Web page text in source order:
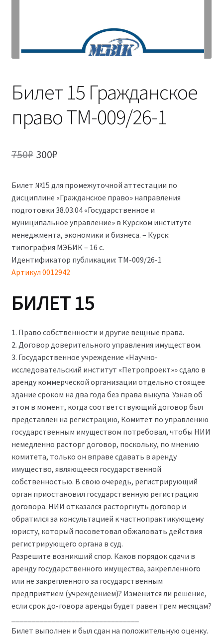
38.04.04 Государственное и муниципальное
управление 2,5 года (Магистратура)
Билет 15 Гражданское
право ТМ-009/26-1
750₽ Первоначальная
составляла
750₽.
300₽Текущая
300₽.
Билет №15 для промежуточной аттестации по
дисциплине «Гражданское право» направления
подготовки 38.03.04 «Государственное и
муниципальное управление» в Курском институте
менеджмента, экономики и бизнеса. – Курск:
типография МЭБИК – 16 с.
Идентификатор публикации: ТМ-009/26-1
Артикул 0012942
БИЛЕТ 15
1. Право собственности и другие вещные права.
2. Договор доверительного управления имуществом.
3. Государственное учреждение «Научно-
исследовательский институт «Петропроект»» сдало в
аренду коммерческой организации отдельно стоящее
здание сроком на два года без права выкупа. Узнав об
этом в момент, когда соответствующий договор был
представлен на регистрацию, Комитет по управлению
государственным имуществом потребовал, чтобы НИИ
немедленно расторг договор, поскольку, по мнению
комитета, только он вправе сдавать в аренду
имущество, являющееся государственной
собственностью. В свою очередь, регистрирующий
орган приостановил государственную регистрацию
договора. НИИ отказался расторгнуть договор и
обратился за консультацией к частнопрактикующему
юристу, который посоветовал обжаловать действия
регистрирующего органа в суд.
Разрешите возникший спор. Каков порядок сдачи в
аренду государственного имущества, закрепленного
или не закрепленного за государственным
предприятием (учреждением)? Изменится ли решение,
если срок до-говора аренды будет равен трем месяцам?
Билет выполнен и был сдан на положительную оценку.